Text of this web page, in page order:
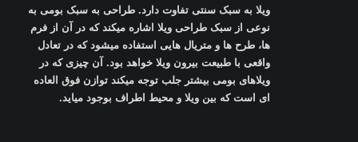
ویلا به سبک سنتی تفاوت دارد. طراحی به سبک بومی به
نوعی از سبک طراحی ویلا اشاره میکند که در آن از فرم
ها، طرح ها و متریال هایی استفاده میشود که در تعادل
واقعی با طبیعت بیرون ویلا خواهد بود. آن چیزی که در
ویلاهای بومی بیشتر جلب توجه میکند توازن فوق العاده
ای است که بین ویلا و محیط اطراف بوجود میاید.